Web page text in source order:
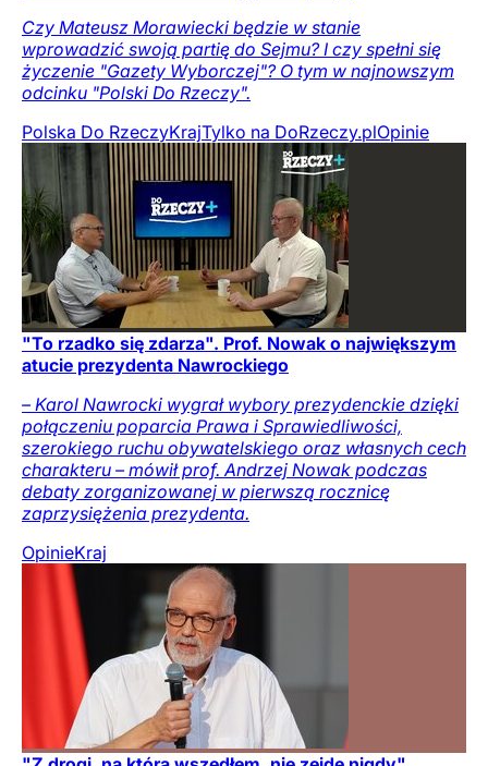
Czy Mateusz Morawiecki będzie w stanie
wprowadzić swoją partię do Sejmu? I czy spełni się
życzenie "Gazety Wyborczej"? O tym w najnowszym
odcinku "Polski Do Rzeczy".
Polska Do RzeczyKrajTylko na DoRzeczy.plOpinie
"To rzadko się zdarza". Prof. Nowak o największym
atucie prezydenta Nawrockiego
– Karol Nawrocki wygrał wybory prezydenckie dzięki
połączeniu poparcia Prawa i Sprawiedliwości,
szerokiego ruchu obywatelskiego oraz własnych cech
charakteru – mówił prof. Andrzej Nowak podczas
debaty zorganizowanej w pierwszą rocznicę
zaprzysiężenia prezydenta.
OpinieKraj